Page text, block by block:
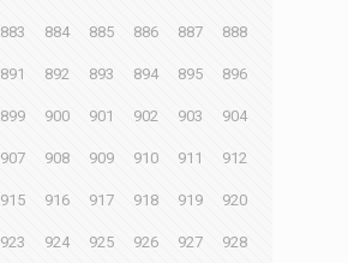
883 884 885 886 887 888
891 892 893 894 895 896
899 900 901 902 903 904
907 908 909 910 911 912
915 916 917 918 919 920
923 924 925 926 927 928